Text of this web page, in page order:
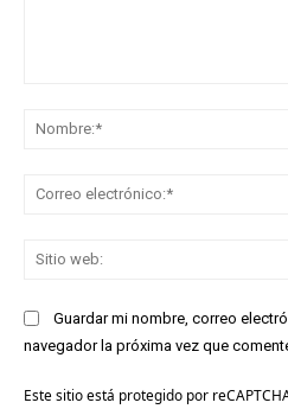
Guardar mi nombre, correo
navegador la próxima vez que
Este sitio está protegido por